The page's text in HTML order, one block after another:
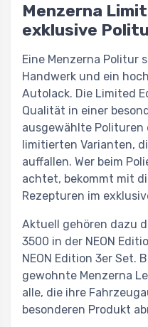
Menzerna
exklusive
Eine Menzerna Politur
Handwerk und ein
Autolack. Die Limited
Qualität in einer
ausgewählte Polituren
limitierten Varianten,
auffallen. Wer beim
achtet, bekommt mit
Rezepturen im
Aktuell gehören dazu
3500 in der NEON
NEON Edition 3er Set.
gewohnte Menzerna
alle, die ihre
besonderen Produkt